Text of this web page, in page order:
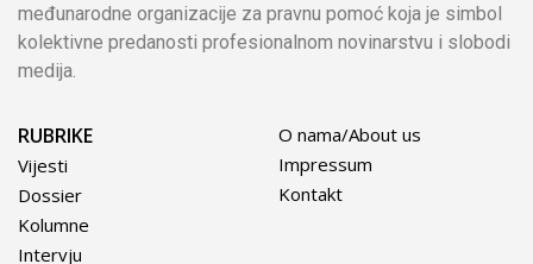
međunarodne organizacije za pravnu pomoć koja je simbol
kolektivne predanosti profesionalnom novinarstvu i slobodi
medija.
RUBRIKE
Vijesti
Dossier
Kolumne
Intervju
O nama/About us
Impressum
Kontakt